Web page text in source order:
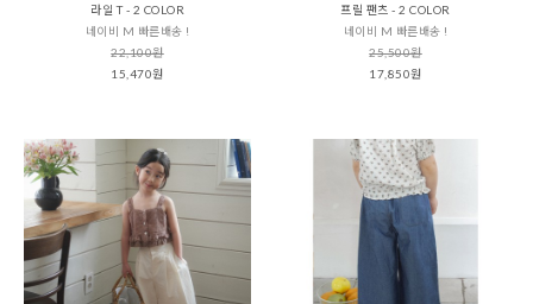
라일 T - 2 COLOR
네이비 M 빠른배송 !
22,100원
15,470원
프릴 팬츠 - 2 COLOR
네이비 M 빠른배송 !
25,500원
17,850원